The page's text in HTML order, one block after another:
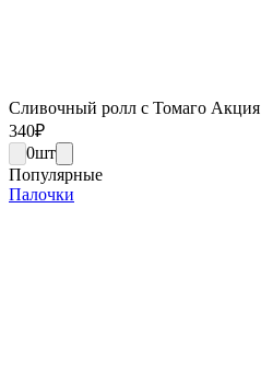
Сливочный ролл с Томаго Акция
340₽
0шт
Популярные
Палочки